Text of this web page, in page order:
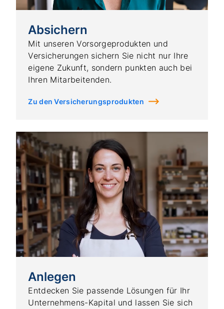
Absichern
Mit unseren Vorsorgeprodukten und
Versicherungen sichern Sie nicht nur Ihre
eigene Zukunft, sondern punkten auch bei
Ihren Mitarbeitenden.
Zu den Versicherungsprodukten
Anlegen
Entdecken Sie passende Lösungen für Ihr
Unternehmens-Kapital und lassen Sie sich